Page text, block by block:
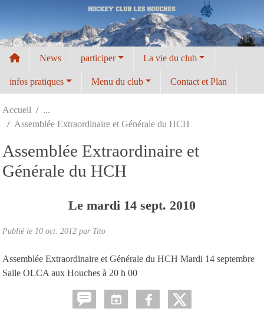
News participer La vie du club
infos pratiques Menu du club Contact et Plan
Accueil
Assemblée Extraordinaire et Générale du HCH
Assemblée Extraordinaire et
Générale du HCH
Le mardi 14 sept. 2010
Publié le 10 oct. 2012 par Tito
Assemblée Extraordinaire et Générale du HCH Mardi 14 septembre
Salle OLCA aux Houches à 20 h 00
Panneau de gestion des cookies